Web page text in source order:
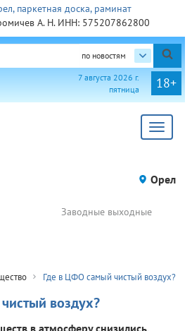
А. Н. ИНН: 575207862800
по новостям
18+
7 августа 2026 г.
пятница
Toggle
Орел
Заводные выходные
Где в ЦФО самый чистый воздух?
воздух?
в атмосферу снизились.